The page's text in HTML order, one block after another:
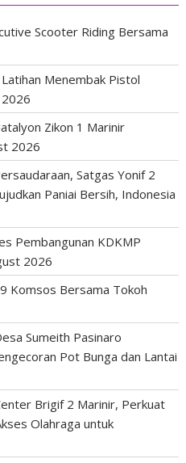
Scooter Riding Bersama
Menembak Pistol
Zikon 1 Marinir
2026
Satgas Yonif 2
Paniai Bersih, Indonesia
Pembangunan KDKMP
2026
Komsos Bersama Tokoh
Sumeith Pasinaro
Pot Bunga dan Lantai
Brigif 2 Marinir, Perkuat
Olahraga untuk